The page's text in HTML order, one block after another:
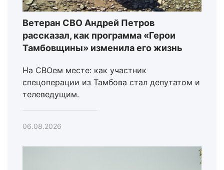
Ветеран СВО Андрей Петров
рассказал, как программа «Герои
Тамбовщины» изменила его жизнь
На СВОем месте: как участник
спецоперации из Тамбова стал депутатом и
телеведущим.
06.08.2026